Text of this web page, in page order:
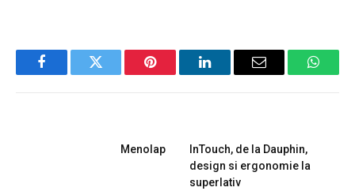
FacebookTwitter Pinterest LinkedInEmail
Menolap
InTouch, de la Dauphin,
design si ergonomie la
superlativ